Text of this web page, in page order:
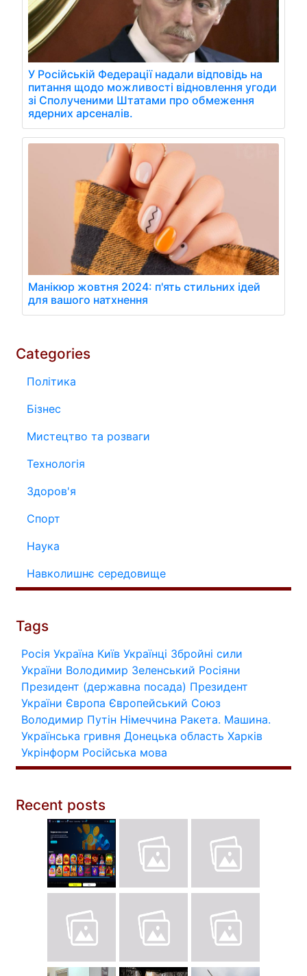
У Російській Федерації надали відповідь на
питання щодо можливості відновлення угоди
зі Сполученими Штатами про обмеження
ядерних арсеналів.
Манікюр жовтня 2024: п'ять стильних ідей
для вашого натхнення
Categories
Політика
Бізнес
Мистецтво та розваги
Технологія
Здоров'я
Спорт
Наука
Навколишнє середовище
Tags
Росія Україна Київ Українці Збройні сили
України Володимир Зеленський Росіяни
Президент (державна посада) Президент
України Європа Європейський Союз
Володимир Путін Німеччина Ракета. Машина.
Українська гривня Донецька область Харків
Укрінформ Російська мова
Recent posts